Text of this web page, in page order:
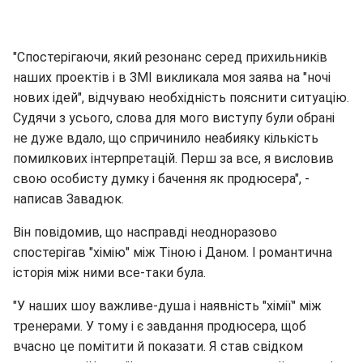
"Спостерігаючи, який резонанс серед прихильників
наших проектів і в ЗМІ викликала моя заява на "ночі
нових ідей", відчуваю необхідність пояснити ситуацію.
Судячи з усього, слова для мого виступу були обрані
не дуже вдало, що спричинило неабияку кількість
помилкових інтерпретацій. Перш за все, я висловив
свою особисту думку і бачення як продюсера", -
написав Завадюк.
Він повідомив, що насправді неодноразово
спостерігав "хімію" між Тіною і Даном. І романтична
історія між ними все-таки була.
"У наших шоу важливе-душа і наявність "хімії" між
тренерами. У тому і є завдання продюсера, щоб
вчасно це помітити й показати. Я став свідком